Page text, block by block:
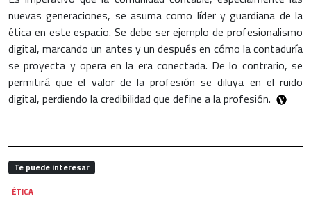
nuevas generaciones, se asuma como líder y guardiana de la
ética en este espacio. Se debe ser ejemplo de profesionalismo
digital, marcando un antes y un después en cómo la contaduría
se proyecta y opera en la era conectada. De lo contrario, se
permitirá que el valor de la profesión se diluya en el ruido
digital, perdiendo la credibilidad que define a la profesión.
Te puede interesar
ÉTICA